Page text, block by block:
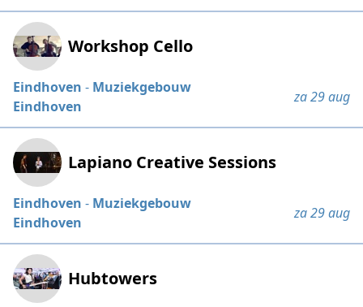
Workshop Cello
Eindhoven - Muziekgebouw
Eindhoven
za 29 aug
Lapiano Creative Sessions
Eindhoven - Muziekgebouw
Eindhoven
za 29 aug
Hubtowers